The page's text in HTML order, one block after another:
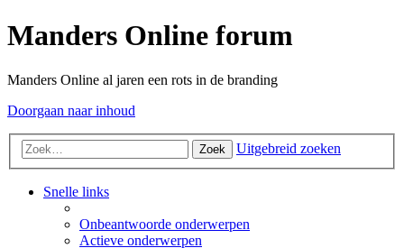
Manders Online forum
Manders Online al jaren een rots in de branding
Doorgaan naar inhoud
Zoek Uitgebreid zoeken
Snelle links
Onbeantwoorde onderwerpen
Actieve onderwerpen